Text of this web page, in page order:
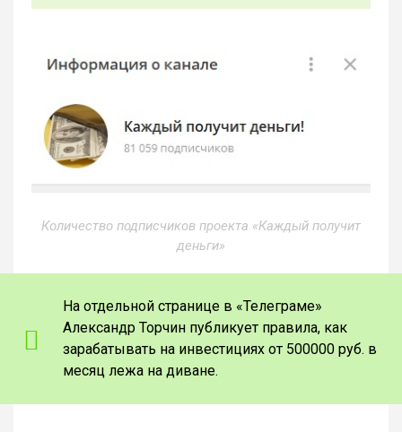
Количество подписчиков проекта «Каждый получит
деньги»
На отдельной странице в «Телеграме»
Александр Торчин публикует правила, как
зарабатывать на инвестициях от 500000 руб. в
месяц лежа на диване.